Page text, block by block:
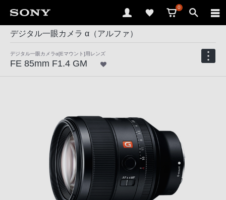
0
デジタル一眼カメラ α（アルファ）
デジタル一眼カメラα[Eマウント]用レンズ
FE 85mm F1.4 GM